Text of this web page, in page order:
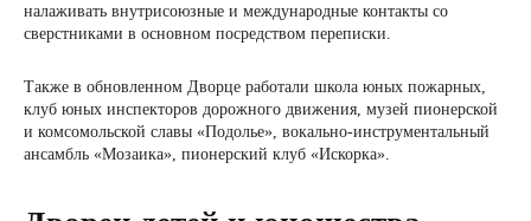
налаживать внутрисоюзные и международные контакты со
сверстниками в основном посредством переписки.
Также в обновленном Дворце работали школа юных пожарных,
клуб юных инспекторов дорожного движения, музей пионерской
и комсомольской славы «Подолье», вокально-инструментальный
ансамбль «Мозаика», пионерский клуб «Искорка».